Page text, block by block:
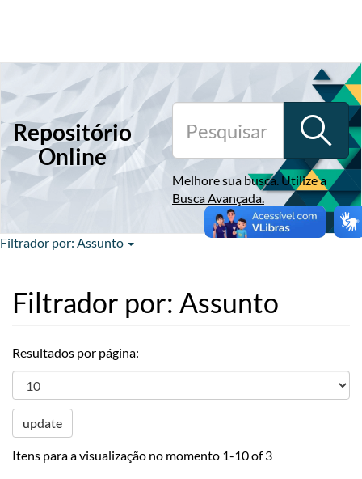
Repositório
Online
Melhore sua busca. Utilize a
Busca Avançada.
Filtrador por: Assunto
Filtrador por: Assunto
Resultados por página:
update
Itens para a visualização no momento 1-10 of 3